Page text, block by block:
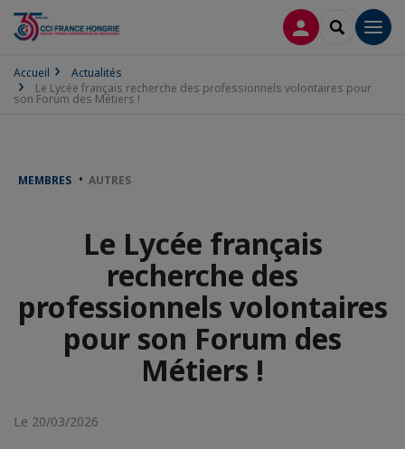
CONNEXION
Accueil
Actualités
Le Lycée français recherche des professionnels volontaires pour
son Forum des Métiers !
MEMBRES AUTRES
Le Lycée français
recherche des
professionnels volontaires
pour son Forum des
Métiers !
Le 20/03/2026